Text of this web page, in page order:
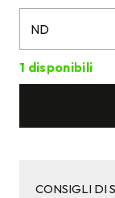
1 disponibili
CONSIGLI DI